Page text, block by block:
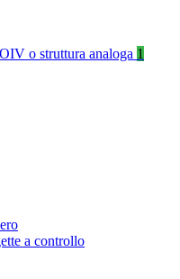
o struttura analoga 1
a controllo